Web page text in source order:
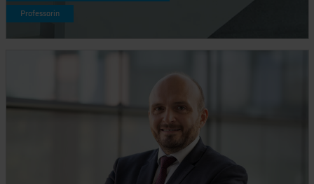
Professorin